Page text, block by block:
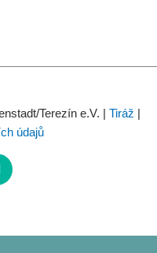
Terezín e.V. | Tiráž |
údajů